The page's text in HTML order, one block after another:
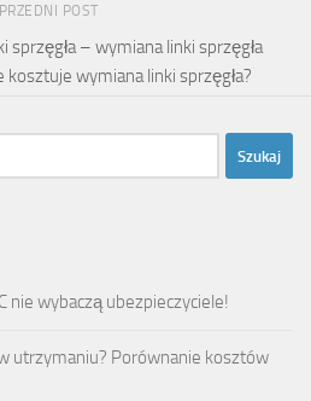
POST
sprzęgła – wymiana linki sprzęgła
wymiana linki sprzęgła?
nie wybaczą ubezpieczyciele!
utrzymaniu? Porównanie kosztów